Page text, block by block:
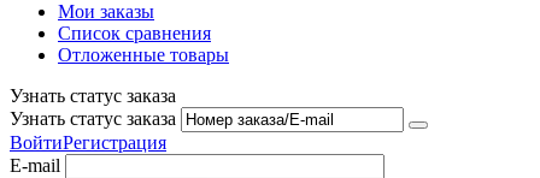
Мои заказы
Список сравнения
Отложенные товары
Узнать статус заказа
Узнать статус заказа
ВойтиРегистрация
E-mail